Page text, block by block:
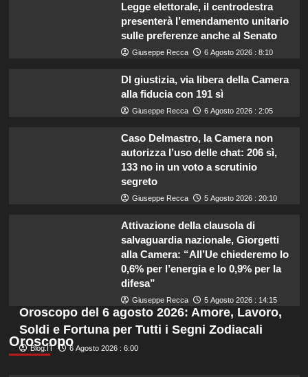
Legge elettorale, il centrodestra
presenterà l’emendamento unitario
sulle preferenze anche al Senato
Giuseppe Recca 6 Agosto 2026 : 8:10
Dl giustizia, via libera della Camera
alla fiducia con 191 sì
Giuseppe Recca 6 Agosto 2026 : 2:05
Caso Delmastro, la Camera non
autorizza l’uso delle chat: 206 sì,
133 no in un voto a scrutinio
segreto
Giuseppe Recca 5 Agosto 2026 : 20:10
Attivazione della clausola di
salvaguardia nazionale, Giorgetti
alla Camera: “All’Ue chiederemo lo
0,6% per l’energia e lo 0,9% per la
difesa”
Giuseppe Recca 5 Agosto 2026 : 14:15
Oroscopo
Oroscopo del 6 agosto 2026: Amore, Lavoro,
Soldi e Fortuna per Tutti i Segni Zodiacali
Blog.IT 6 Agosto 2026 : 6:00